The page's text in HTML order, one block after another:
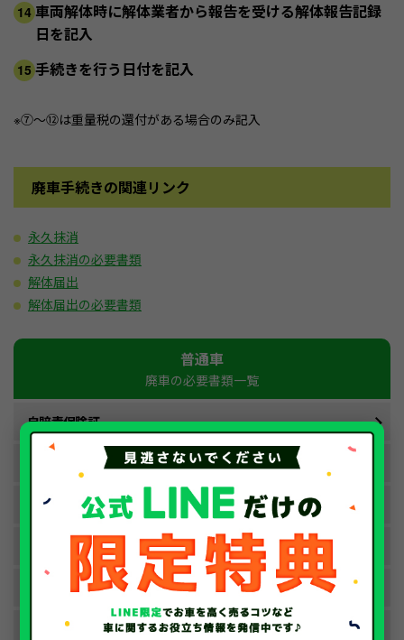
14 車両解体時に解体業者から報告を受ける解体報告記録
日を記入
15 手続きを行う日付を記入
※⑦～⑫は重量税の還付がある場合のみ記入
廃車手続きの関連リンク
永久抹消
永久抹消の必要書類
解体届出
解体届出の必要書類
普通車
廃車の必要書類一覧
自賠責保険証
印鑑登録証明書
リサイクル券
永久抹消登録申請書
一時抹消登録申請書